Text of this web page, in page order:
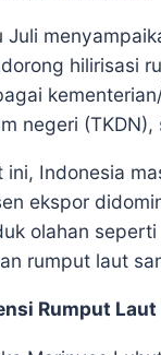
Juli
hilirisasi
negeri
ini, Indonesia
ekspor
olahan
rumput laut
Rumput